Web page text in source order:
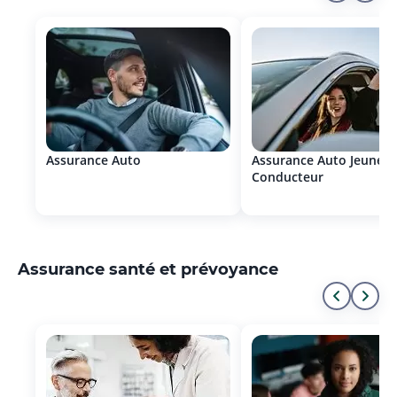
au
début
de
la
liste
à
la
fin
de
la
Assurance Auto
Assurance Auto Jeune
Conducteur
Assurance santé et prévoyance
Aller
au
début
à
la